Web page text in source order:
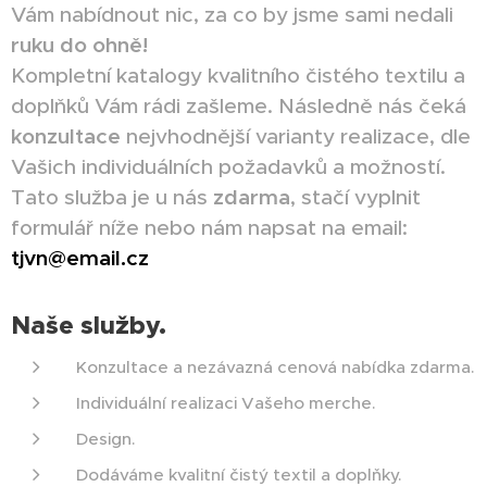
Vám nabídnout nic, za co by jsme sami nedali
ruku do ohně!
Kompletní katalogy kvalitního čistého textilu a
doplňků Vám rádi zašleme. Následně nás čeká
konzultace nejvhodnější varianty realizace, dle
Vašich individuálních požadavků a možností.
Tato služba je u nás zdarma, stačí vyplnit
formulář níže nebo nám napsat na email:
tjvn@email.cz
Naše služby.
Konzultace a nezávazná cenová nabídka zdarma.
Individuální realizaci Vašeho merche.
Design.
Dodáváme kvalitní čistý textil a doplňky.